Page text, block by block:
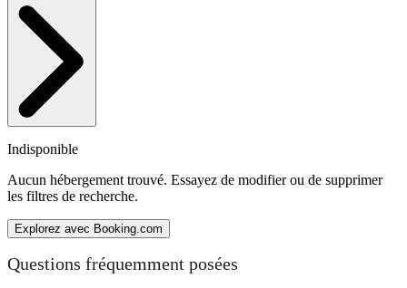
Indisponible
Aucun hébergement trouvé. Essayez de modifier ou de supprimer
les filtres de recherche.
Explorez avec Booking.com
Questions fréquemment posées